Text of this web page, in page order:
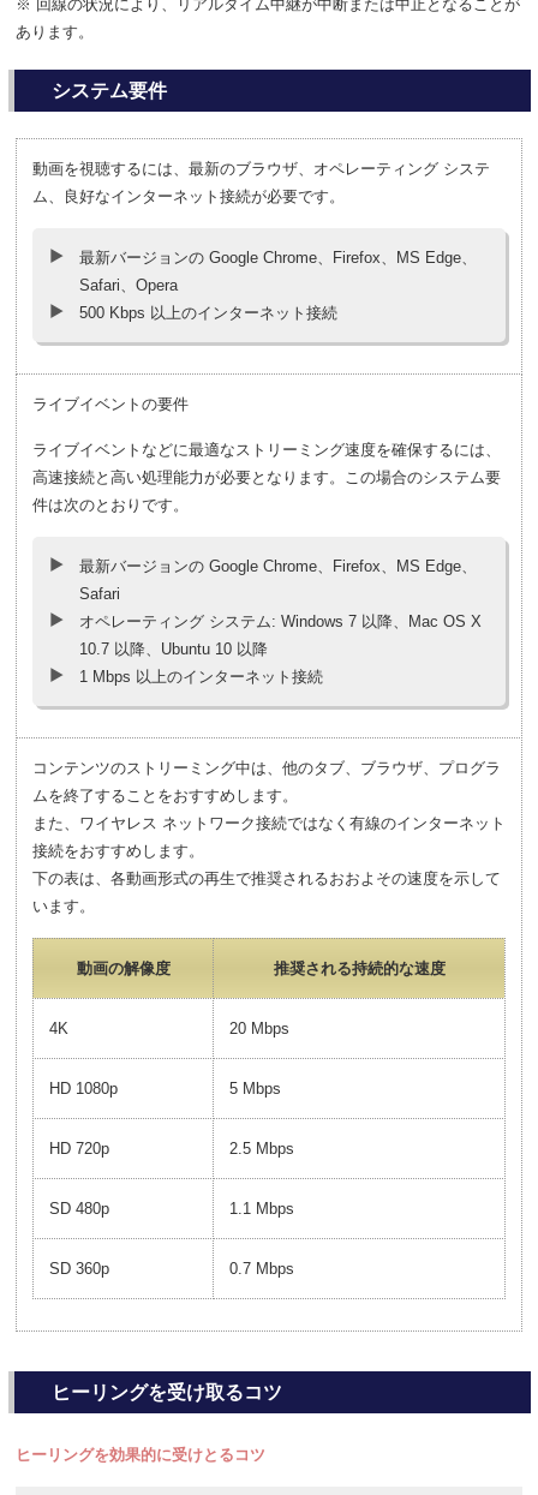
※ 回線の状況により、リアルタイム中継が中断または中止となることが
あります。
システム要件
動画を視聴するには、最新のブラウザ、オペレーティング システ
ム、良好なインターネット接続が必要です。
最新バージョンの Google Chrome、Firefox、MS Edge、
Safari、Opera
500 Kbps 以上のインターネット接続
ライブイベントの要件
ライブイベントなどに最適なストリーミング速度を確保するには、
高速接続と高い処理能力が必要となります。この場合のシステム要
件は次のとおりです。
最新バージョンの Google Chrome、Firefox、MS Edge、
Safari
オペレーティング システム: Windows 7 以降、Mac OS X
10.7 以降、Ubuntu 10 以降
1 Mbps 以上のインターネット接続
コンテンツのストリーミング中は、他のタブ、ブラウザ、プログラ
ムを終了することをおすすめします。
また、ワイヤレス ネットワーク接続ではなく有線のインターネット
接続をおすすめします。
下の表は、各動画形式の再生で推奨されるおおよその速度を示して
います。
動画の解像度 推奨される持続的な速度
4K 20 Mbps
HD 1080p 5 Mbps
HD 720p 2.5 Mbps
SD 480p 1.1 Mbps
SD 360p 0.7 Mbps
ヒーリングを受け取るコツ
ヒーリングを効果的に受けとるコツ